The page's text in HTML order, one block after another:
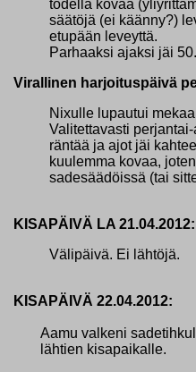
todella kovaa
säätöjä (ei käänny?)
etupään leveyttä.
Parhaaksi ajaksi jäi
Virallinen harjoituspäivä
Nixulle lupautui
Valitettavasti
räntää ja ajot jäi
kuulemma kovaa,
sadesäädöissä (tai
KISAPÄIVÄ LA 21.04.2012:
Välipäivä. Ei lähtöjä.
KISAPÄIVÄ 22.04.2012:
Aamu valkeni
lähtien kisapaikalle.